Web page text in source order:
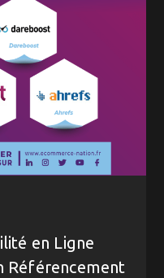
en Ligne
Référencement